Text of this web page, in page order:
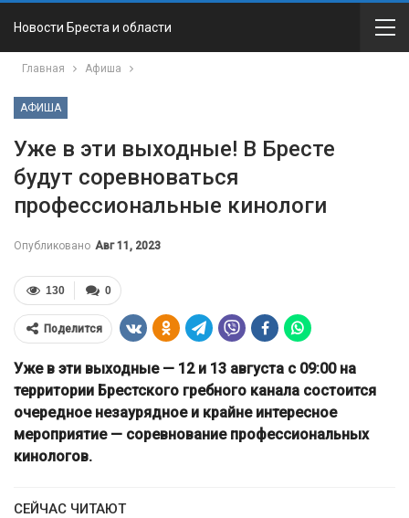
Новости Бреста и области
Главная Афиша
АФИША
Уже в эти выходные! В Бресте
будут соревноваться
профессиональные кинологи
Опубликовано Авг 11, 2023
0
130
Поделится
Уже в эти выходные — 12 и 13 августа с 09:00 на
территории Брестского гребного канала состоится
очередное незаурядное и крайне интересное
мероприятие — соревнование профессиональных
кинологов.
СЕЙЧАС ЧИТАЮТ